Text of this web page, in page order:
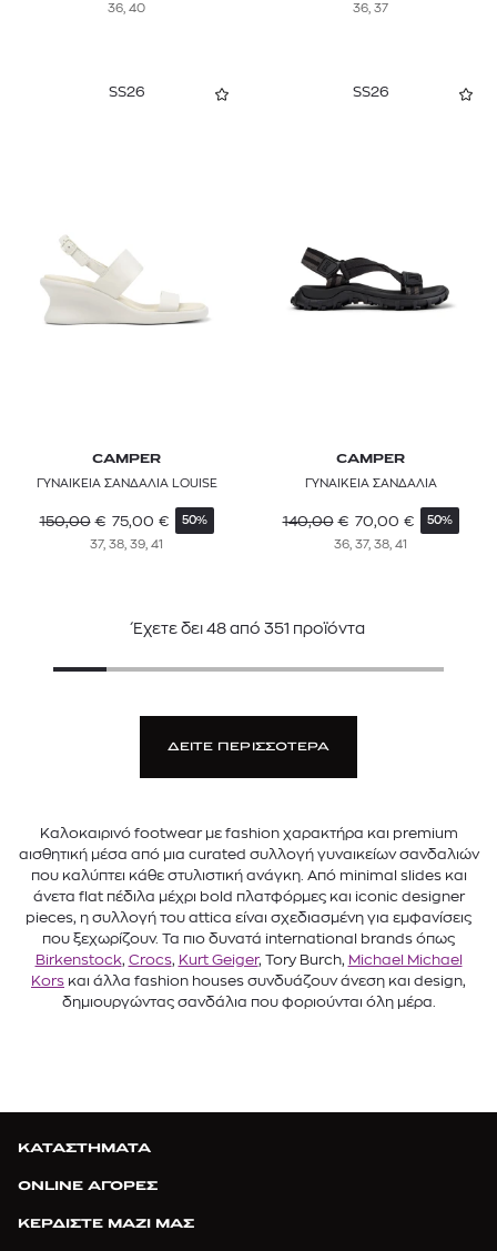
36, 40 36, 37
SS26
CAMPER
ΓΥΝΑΙΚΕΙΑ ΣΑΝΔΑΛΙΑ LOUISE
150,00 € 75,00 € 50%
37, 38, 39, 41
SS26
CAMPER
ΓΥΝΑΙΚΕΙΑ ΣΑΝΔΑΛΙΑ
140,00 € 70,00 € 50%
36, 37, 38, 41
Έχετε δει 48από 351 προϊόντα
ΔΕΙΤΕ ΠΕΡΙΣΣΟΤΕΡΑ
Καλοκαιρινό footwear με fashion χαρακτήρα και premium
αισθητική μέσα από μια curated συλλογή γυναικείων σανδαλιών
που καλύπτει κάθε στυλιστική ανάγκη. Από minimal slides και
άνετα flat πέδιλα μέχρι bold πλατφόρμες και iconic designer
pieces, η συλλογή του attica είναι σχεδιασμένη για εμφανίσεις
που ξεχωρίζουν. Τα πιο δυνατά international brands όπως
Birkenstock, Crocs, Kurt Geiger, Tory Burch, Michael Michael
Kors και άλλα fashion houses συνδυάζουν άνεση και design,
δημιουργώντας σανδάλια που φοριούνται όλη μέρα.
ΚΑΤΑΣΤΗΜΑΤΑ
ONLINE ΑΓΟΡΕΣ
ΚΕΡΔΙΣΤΕ ΜΑΖΙ ΜΑΣ